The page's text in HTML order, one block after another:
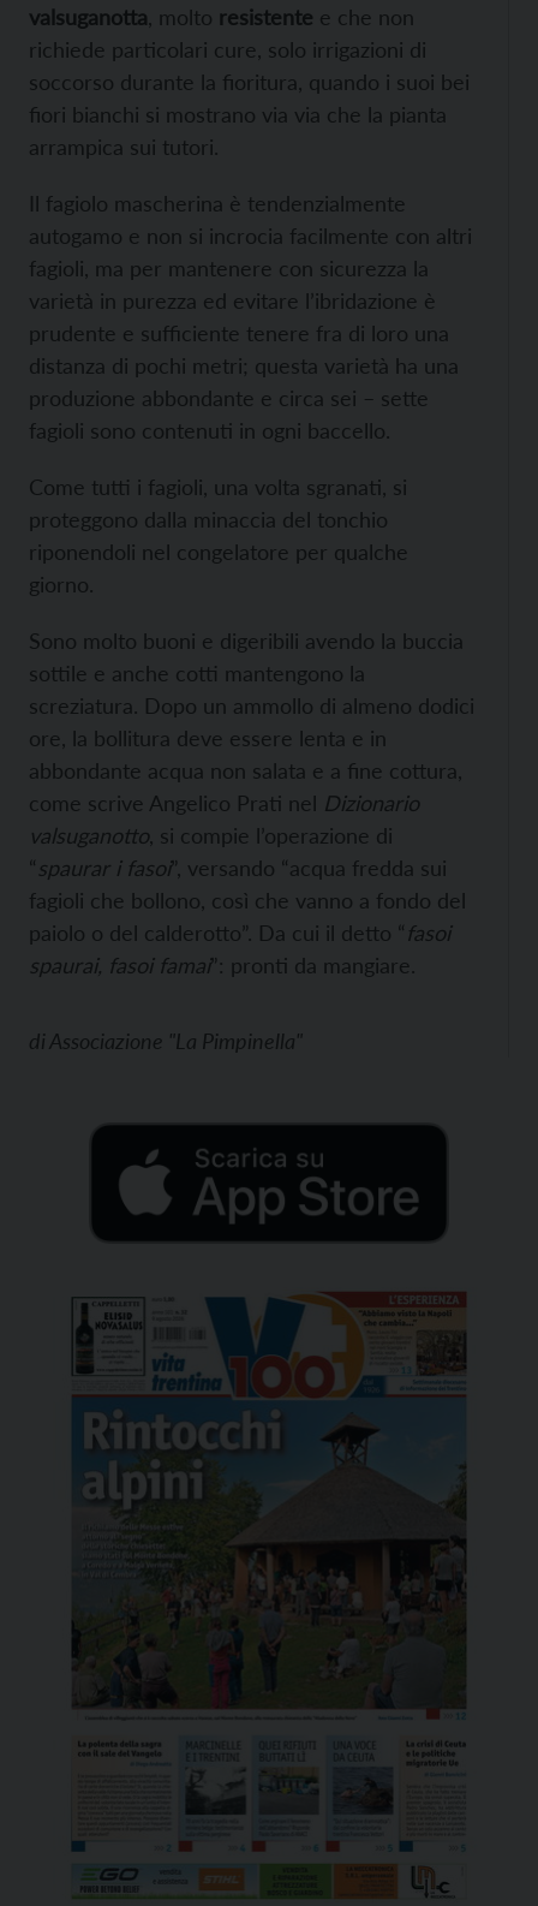
valsuganotta, molto resistente e che non
richiede particolari cure, solo irrigazioni di
soccorso durante la fioritura, quando i suoi bei
fiori bianchi si mostrano via via che la pianta
arrampica sui tutori.
Il fagiolo mascherina è tendenzialmente
autogamo e non si incrocia facilmente con altri
fagioli, ma per mantenere con sicurezza la
varietà in purezza ed evitare l’ibridazione è
prudente e sufficiente tenere fra di loro una
distanza di pochi metri; questa varietà ha una
produzione abbondante e circa sei – sette
fagioli sono contenuti in ogni baccello.
Come tutti i fagioli, una volta sgranati, si
proteggono dalla minaccia del tonchio
riponendoli nel congelatore per qualche
giorno.
Sono molto buoni e digeribili avendo la buccia
sottile e anche cotti mantengono la
screziatura. Dopo un ammollo di almeno dodici
ore, la bollitura deve essere lenta e in
abbondante acqua non salata e a fine cottura,
come scrive Angelico Prati nel Dizionario
valsuganotto, si compie l’operazione di
“spaurar i fasoi”, versando “acqua fredda sui
fagioli che bollono, così che vanno a fondo del
paiolo o del calderotto”. Da cui il detto “fasoi
spaurai, fasoi famai”: pronti da mangiare.
diAssociazione "La Pimpinella"